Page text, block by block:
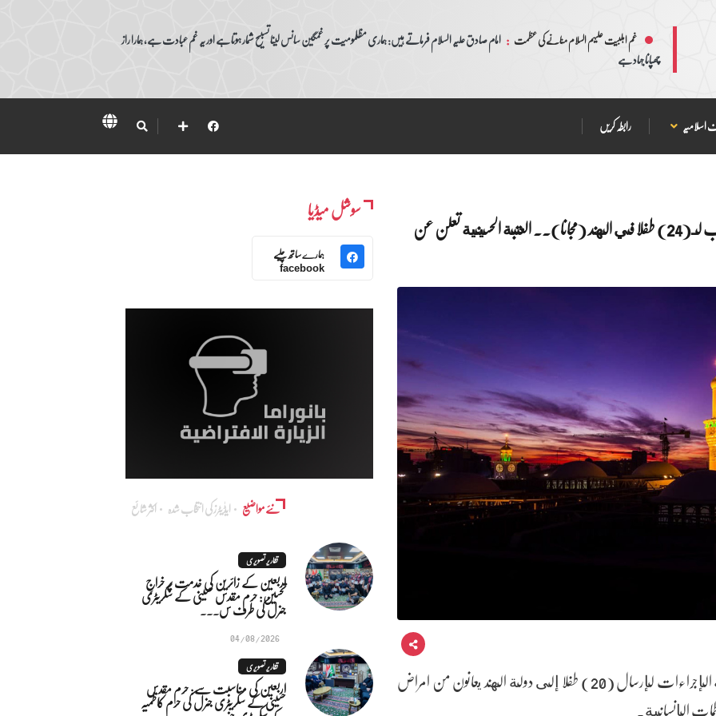
غم اہلبیت علیہم السلام منانے کی عظمت : امام صادق علیہ السلام فرماتے ہیں: ہماری مظلمومیت پر غمگین سانس لینا تسبیح شمار ہوتا ہے اور یہ غم عبادت ہے، ہمارا راز
چھپانا جہاد ہے
اسلامیہ رابطہ کریں
بعد التكفل بإجراء عمليات نوعية في مجال امراض القلب لـ(24) طفلا في الهند (مجانا).. العتبة الحسينية تعلن عن
أعلنت إدارة العتبة الحسينية المقدسة عن استكمال كافة الإجراءات لإرسال (20) طفلا إلى دولة الهند يعانون من امراض
سوشل میڈیا
ہمارے ساتھ چلیے
facebook
نئے مواضیع ایڈٰیٹرز کی انتخاب شدہ اکثر شائع
تقاریر تصویری
اربعین کے زائرین کی خدمت پر خراجِ
تحسین: حرم مقدس حسینی کے سکریٹری
جنرل کی طرف س...
04/08/2026
تقاریر تصویری
اربعین کی مناسبت سے: حرم مقدس
حسینی کے سکریٹری جنرل کی حرم کاظمیہ